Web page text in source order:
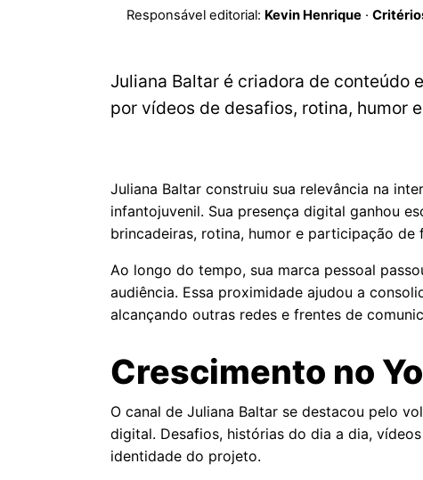
Responsável editorial: Kevin Henrique·
Juliana Baltar é criadora de
por vídeos de desafios, rotina, humor
Juliana Baltar construiu sua relevância na
infantojuvenil. Sua presença digital ganhou
brincadeiras, rotina, humor e participação de
Ao longo do tempo, sua marca pessoal
audiência. Essa proximidade ajudou a
alcançando outras redes e frentes de
Crescimento no
O canal de Juliana Baltar se destacou pelo
digital. Desafios, histórias do dia a dia,
identidade do projeto.